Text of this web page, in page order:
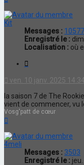
Kit
Messages : 10577
Enregistré le :
Localisation : où
ven. 10 janv. 2025 14:34
la saison 7 de The
vient de commencer, vu
Vosg'patt de cœur
4meli
Messages : 3503
Enregistré le :